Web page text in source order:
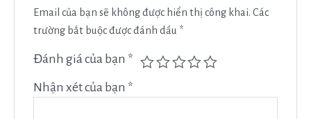
Email của bạn sẽ không được hiển thị công khai. Các
trường bắt buộc được đánh dấu *
Đánh giá của bạn *
Nhận xét của bạn *